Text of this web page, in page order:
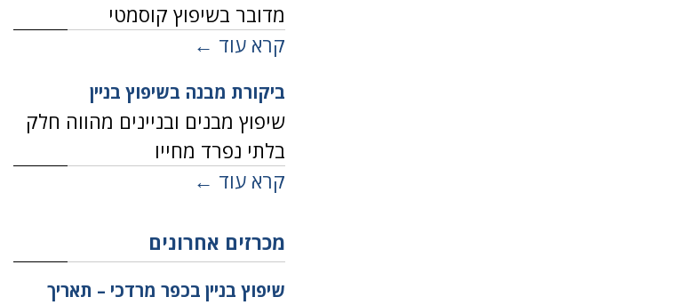
מדובר בשיפוץ קוסמטי
קרא עוד ←
ביקורת מבנה בשיפוץ בניין
שיפוץ מבנים ובניינים מהווה חלק
בלתי נפרד מחייו
קרא עוד ←
מכרזים אחרונים
שיפוץ בניין בכפר מרדכי – תאריך